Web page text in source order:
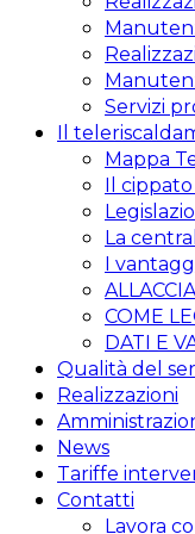
Servizi
Il
Mappa
Il
La
I
COME
DATI E
Qualità del
Realizzazioni
News
Tariffe
Contatti
Lavora